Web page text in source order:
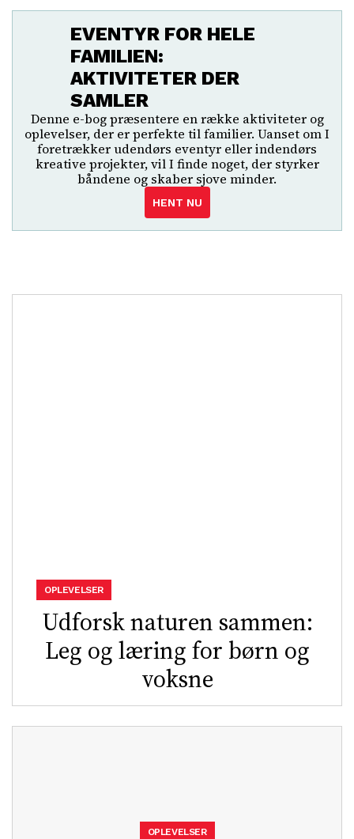
EVENTYR FOR HELE
FAMILIEN:
AKTIVITETER DER
SAMLER
Denne e-bog præsentere en række aktiviteter og
oplevelser, der er perfekte til familier. Uanset om I
foretrækker udendørs eventyr eller indendørs
kreative projekter, vil I finde noget, der styrker
båndene og skaber sjove minder.
HENT NU
Udforsk naturen sammen:
Leg og læring for børn og
voksne
OPLEVELSER
OPLEVELSER